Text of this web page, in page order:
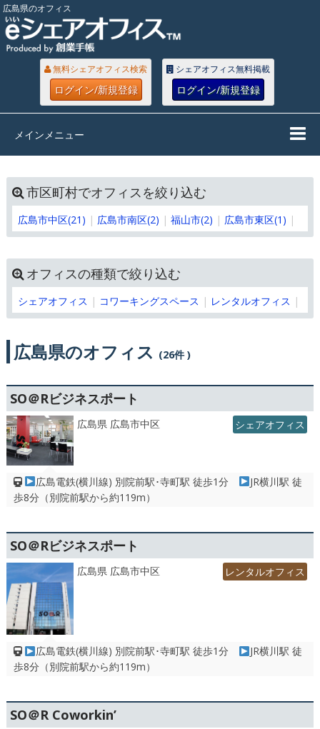
広島県のオフィス
無料シェアオフィス検索
ログイン/新規登録
シェアオフィス無料掲載
ログイン/新規登録
メインメニュー
市区町村でオフィスを絞り込む
広島市中区(21) 広島市南区(2) 福山市(2) 広島市東区(1)
オフィスの種類で絞り込む
シェアオフィス コワーキングスペース レンタルオフィス
広島県のオフィス (26件 )
SO＠Rビジネスポート
広島県 広島市中区 シェアオフィス
広島電鉄(横川線) 別院前駅･寺町駅 徒歩1分
JR横川駅 徒
歩8分（別院前駅から約119m）
SO＠Rビジネスポート
広島県 広島市中区 レンタルオフィス
広島電鉄(横川線) 別院前駅･寺町駅 徒歩1分
JR横川駅 徒
歩8分（別院前駅から約119m）
SO＠R Coworkin’